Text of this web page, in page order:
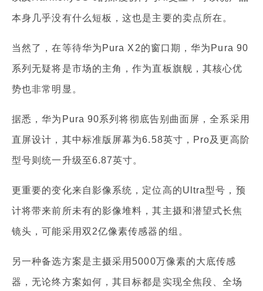
本身几乎没有什么短板，这也是主要的卖点所在。
当然了，在等待华为Pura X2的窗口期，华为Pura 90
系列无疑将是市场的主角，作为直板旗舰，其核心优
势也非常明显。
据悉，华为Pura 90系列将彻底告别曲面屏，全系采用
直屏设计，其中标准版屏幕为6.58英寸，Pro及更高阶
型号则统一升级至6.87英寸。
更重要的变化来自影像系统，定位高的Ultra型号，预
计将带来前所未有的影像堆料，其主摄和潜望式长焦
镜头，可能采用双2亿像素传感器的组。
另一种备选方案是主摄采用5000万像素的大底传感
器，无论终方案如何，其目标都是实现全焦段、全场